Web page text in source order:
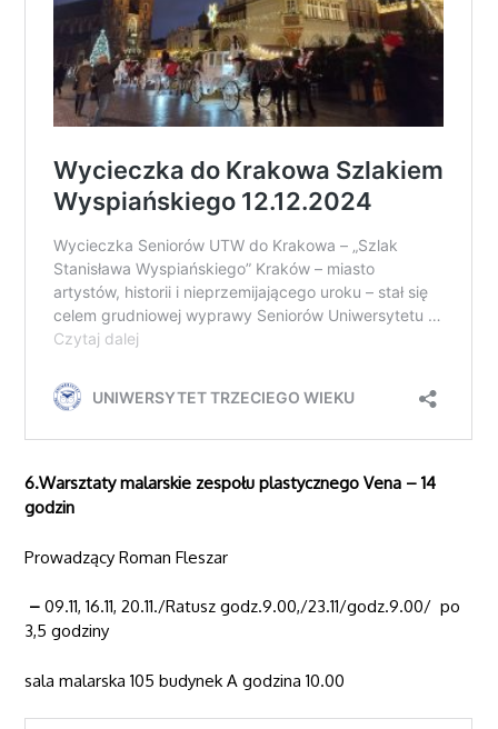
6.Warsztaty malarskie zespołu plastycznego Vena – 14
godzin
Prowadzący Roman Fleszar
–09.11, 16.11, 20.11./Ratusz godz.9.00,/23.11/godz.9.00/ po
3,5 godziny
sala malarska 105 budynek A godzina 10.00